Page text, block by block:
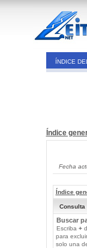
ÍNDICE
Índice
Fecha
Índice
Consulta
Buscar
Escriba +
para
solo una